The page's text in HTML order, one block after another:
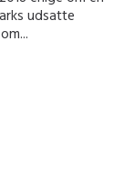
udsatte